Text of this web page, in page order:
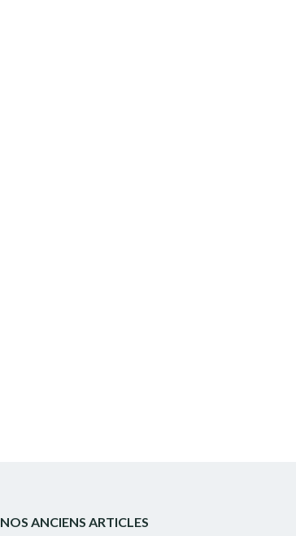
NOS ANCIENS ARTICLES